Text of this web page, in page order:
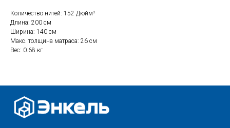
Количество нитей: 152 Дюйм²
Длина: 200 см
Ширина: 140 см
Макс. толщина матраса: 26 см
Вес: 0.68 кг
Мебель Скидки и акции
без обеда и выходных
г. Москва
ул. Поляны 8, ТЦ «ВИВА»